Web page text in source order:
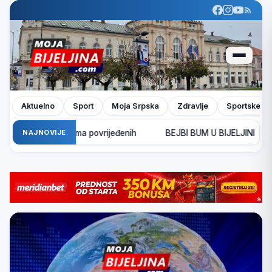
Aktuelno Sport Moja Srpska Zdravlje Sportske
NAJNOVIJE
u Hrvatskoj: Ima povrijeđenih BEJBI BUM U BIJELJINI